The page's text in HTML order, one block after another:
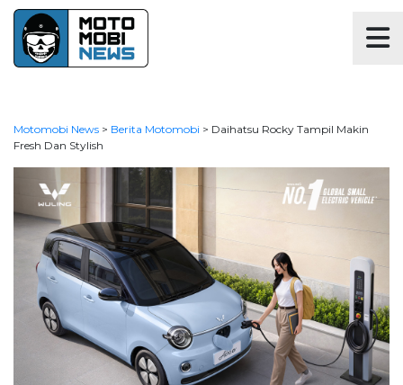
Motomobi News > Berita Motomobi > Daihatsu Rocky Tampil Makin
Fresh Dan Stylish